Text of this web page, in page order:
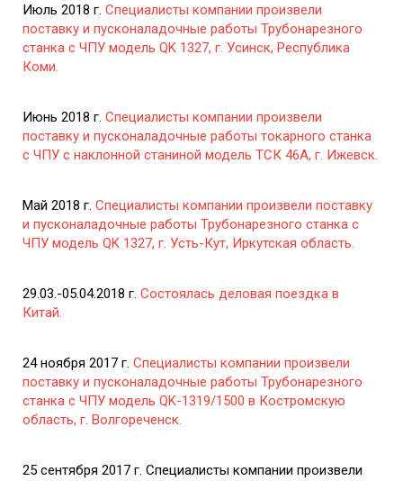
Июль 2018 г. Специалисты компании произвели
поставку и пусконаладочные работы Трубонарезного
станка с ЧПУ модель QK 1327, г. Усинск, Республика
Коми.
Июнь 2018 г. Специалисты компании произвели
поставку и пусконаладочные работы токарного станка
с ЧПУ с наклонной станиной модель ТСК 46А, г. Ижевск.
Май 2018 г. Специалисты компании произвели поставку
и пусконаладочные работы Трубонарезного станка с
ЧПУ модель QK 1327, г. Усть-Кут, Иркутская область.
29.03.-05.04.2018 г. Состоялась деловая поездка в
Китай.
24 ноября 2017 г. Специалисты компании произвели
поставку и пусконаладочные работы Трубонарезного
станка с ЧПУ модель QK-1319/1500 в Костромскую
область, г. Волгореченск.
25 сентября 2017 г. Специалисты компании произвели